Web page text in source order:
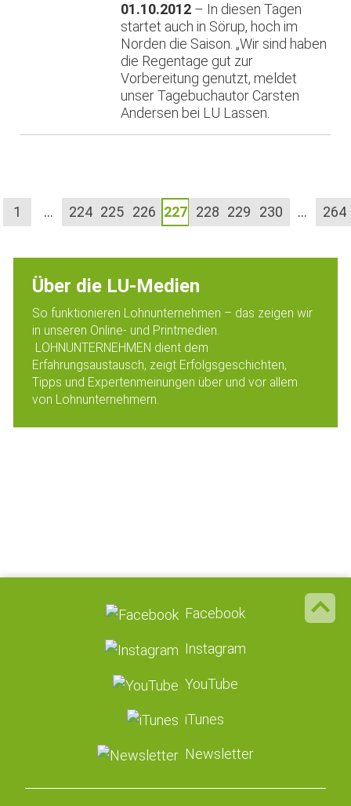
01.10.2012 – In diesen Tagen
startet auch in Sörup, hoch im
Norden die Saison. „Wir sind haben
die Regentage gut zur
Vorbereitung genutzt, meldet
unser Tagebuchautor Carsten
Andersen bei LU Lassen.
1 … 224 225 226 227 228 229 230 … 264
Über die LU-Medien
So funktionieren Lohnunternehmen – das zeigen wir
in unseren Online- und Printmedien.
LOHNUNTERNEHMEN dient dem
Erfahrungsaustausch, zeigt Erfolgsgeschichten,
Tipps und Expertenmeinungen über und vor allem
von Lohnunternehmern.
Facebook
Instagram
YouTube
iTunes
Newsletter